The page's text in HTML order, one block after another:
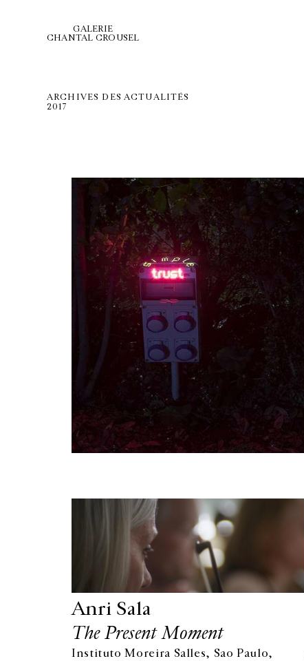
GALERIE
CHANTAL CROUSEL
ARCHIVES DES ACTUALITÉS
2017
Anri Sala
The Present Moment
Instituto Moreira Salles, Sao Paulo,